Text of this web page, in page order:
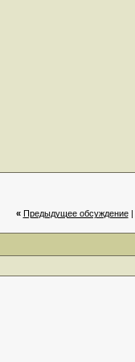
« Предыдущее обсуждение|